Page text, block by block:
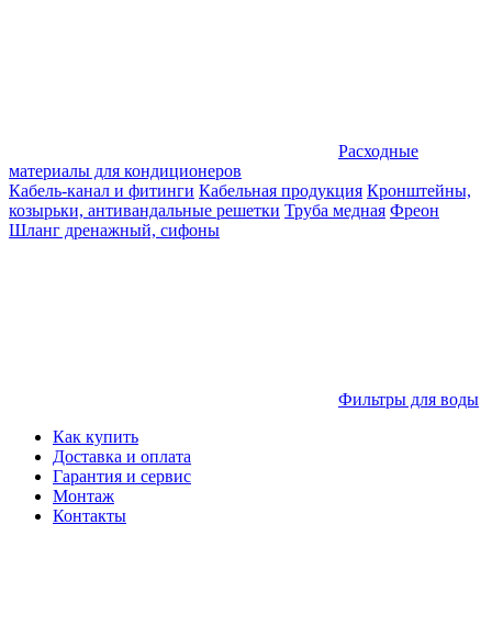
Расходные
материалы для кондиционеров
Кабель-канал и фитинги Кабельная продукция Кронштейны,
козырьки, антивандальные решетки Труба медная Фреон
Шланг дренажный, сифоны
Фильтры для воды
Как купить
Доставка и оплата
Гарантия и сервис
Монтаж
Контакты